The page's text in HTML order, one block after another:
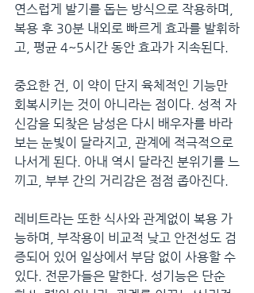
연스럽게 발기를 돕는 방식으로 작용하며,
복용 후 30분 내외로 빠르게 효과를 발휘하
고, 평균 4~5시간 동안 효과가 지속된다.
중요한 건, 이 약이 단지 육체적인 기능만
회복시키는 것이 아니라는 점이다. 성적 자
신감을 되찾은 남성은 다시 배우자를 바라
보는 눈빛이 달라지고, 관계에 적극적으로
나서게 된다. 아내 역시 달라진 분위기를 느
끼고, 부부 간의 거리감은 점점 좁아진다.
레비트라는 또한 식사와 관계없이 복용 가
능하며, 부작용이 비교적 낮고 안전성도 검
증되어 있어 일상에서 부담 없이 사용할 수
있다. 전문가들은 말한다. 성기능은 단순